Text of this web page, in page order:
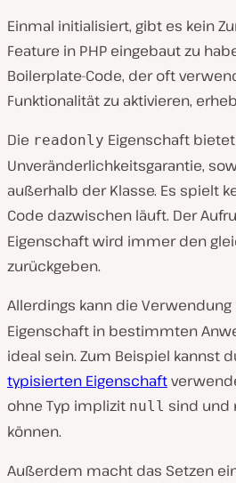
Einmal initialisiert, gibt es kein
Feature in PHP eingebaut zu
Boilerplate-Code, der oft
Funktionalität zu aktivieren,
Die readonly Eigenschaft
Unveränderlichkeitsgarantie,
außerhalb der Klasse. Es spielt
Code dazwischen läuft. Der
Eigenschaft wird immer den
zurückgeben.
Allerdings kann die
Eigenschaft in bestimmten
ideal sein. Zum Beispiel kannst
typisierten Eigenschaft
ohne Typ implizit null sind und
können.
Außerdem macht das Setzen